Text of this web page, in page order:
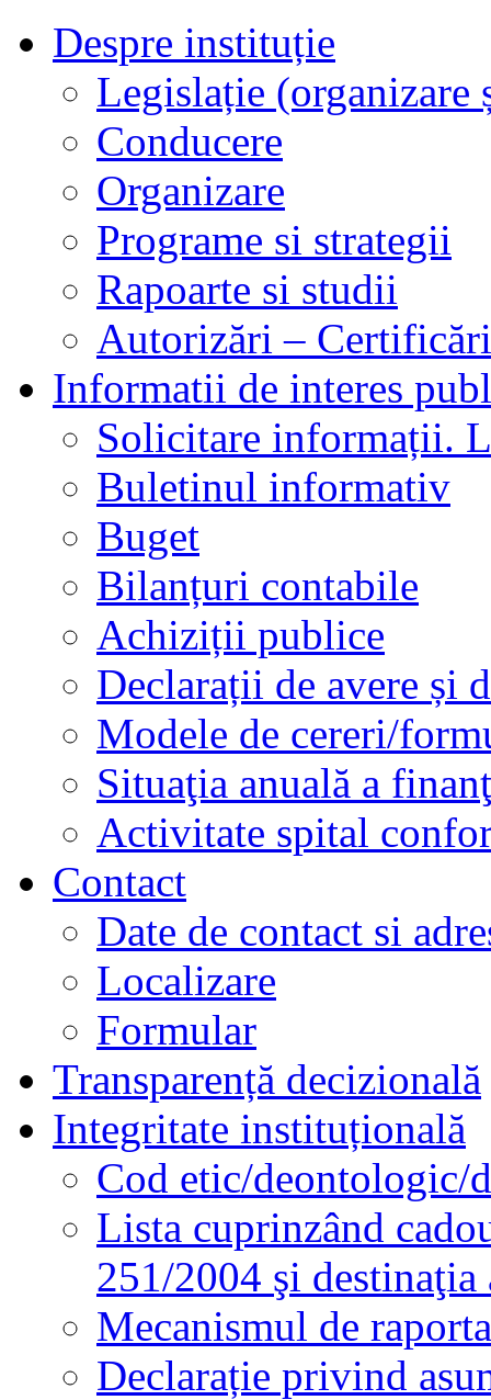
Despre instituție
Legislație
Conducere
Organizare
Programe si strategii
Rapoarte si studii
Autorizări –
Informatii de interes
Solicitare informații.
Buletinul informativ
Buget
Bilanțuri contabile
Achiziții publice
Declarații de avere și
Modele de cereri/
Situaţia anuală a
Activitate spital
Contact
Date de contact si
Localizare
Formular
Transparență decizională
Integritate instituțională
Cod etic/deontologic/
Lista cuprinzând
251/2004 şi destinaţia
Mecanismul de
Declarație privind